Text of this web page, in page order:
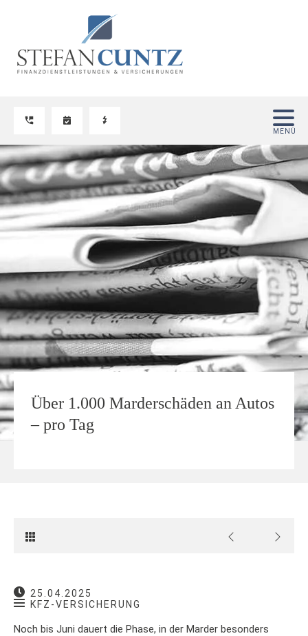
Über 1.000 Marderschäden an Autos
– pro Tag
25.04.2025
KFZ-VERSICHERUNG
Noch bis Juni dauert die Phase, in der Marder besonders